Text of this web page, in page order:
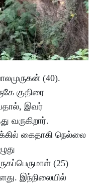
(40).
குதிரை
இவர்
வருகிறார்.
கைதாகி நெல்லை
(25)
இந்நிலையில்